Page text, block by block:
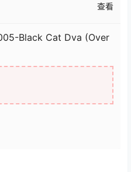
查看
Black Cat Dva (Over